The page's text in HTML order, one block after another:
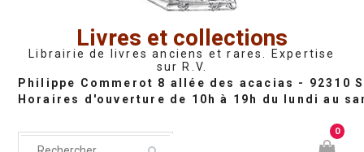
Livres et collections
Librairie de livres anciens et rares. Expertise
sur R.V.
0